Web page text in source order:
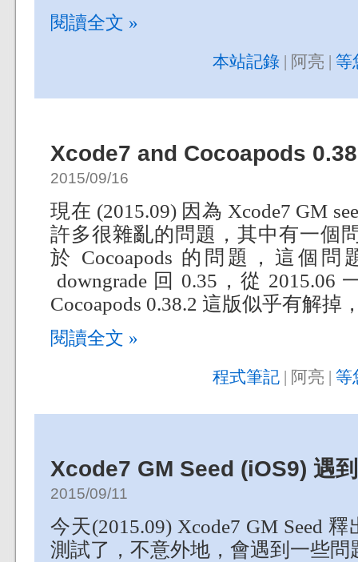
閱讀全文 »
本站記錄 | 阿亮 | 等
Xcode7 and Cocoapods
2015/09/16
現在 (2015.09) 因為 Xcode7 GM
許多很雜亂的問題，其中有一個
於 Cocoapods 的問題，這個問
downgrade 回 0.35，從 2015.06
Cocoapods 0.38.2 這版似乎有解掉
閱讀全文 »
程式筆記 | 阿亮 | 等
Xcode7 GM Seed (iOS9) 遇
2015/09/11
今天(2015.09) Xcode7 GM Seed
測試了，不意外地，會遇到一些